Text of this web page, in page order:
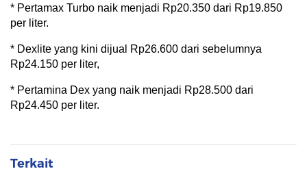
* Pertamax Turbo naik menjadi Rp20.350 dari Rp19.850
per liter.
* Dexlite yang kini dijual Rp26.600 dari sebelumnya
Rp24.150 per liter,
* Pertamina Dex yang naik menjadi Rp28.500 dari
Rp24.450 per liter.
Terkait